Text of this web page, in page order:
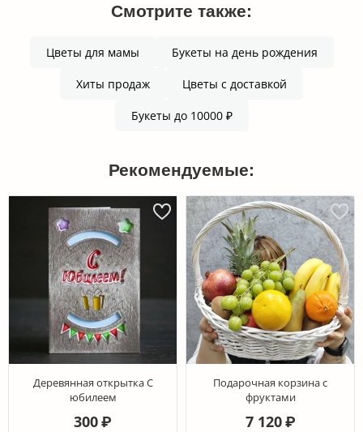
Смотрите также:
Цветы для мамы Букеты на день рождения
Хиты продаж Цветы с доставкой
Букеты до 10000 ₽
Рекомендуемые:
Деревянная открытка С
юбилеем
300₽
Подарочная корзина с
фруктами
7 120 ₽